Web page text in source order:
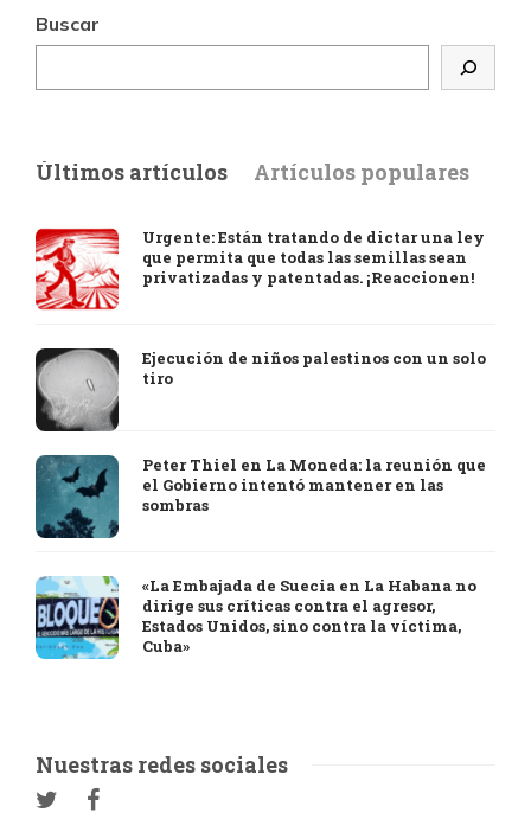
Buscar
Últimos artículos Artículos populares
Urgente: Están tratando de dictar una ley
que permita que todas las semillas sean
privatizadas y patentadas. ¡Reaccionen!
Ejecución de niños palestinos con un solo
tiro
Peter Thiel en La Moneda: la reunión que
el Gobierno intentó mantener en las
sombras
«La Embajada de Suecia en La Habana no
dirige sus críticas contra el agresor,
Estados Unidos, sino contra la víctima,
Cuba»
Nuestras redes sociales